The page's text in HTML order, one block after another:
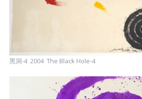
黑洞-4 2004 The Black Hole-4